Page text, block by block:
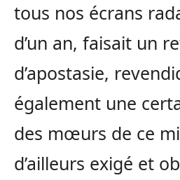
tous nos écrans
d’un an, faisait un
d’apostasie,
également une
des mœurs de ce
d’ailleurs exigé et